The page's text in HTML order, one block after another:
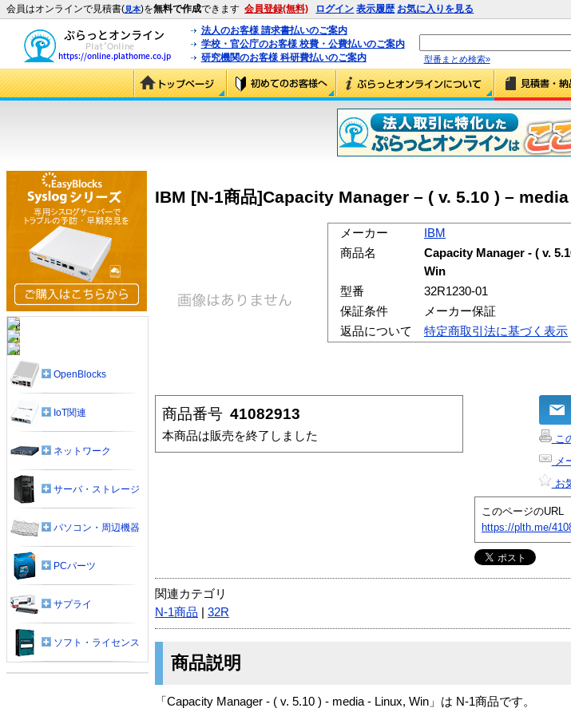
会員はオンラインで見積書(見本)を無料で作成できます 会員登録(無料) ログイン 表示履歴 お気に入りを見る
法人のお客様 請求書払いのご案内
学校・官公庁のお客様 校費・公費払いのご案内
研究機関のお客様 科研費払いのご案内
型番まとめ検索»
IBM [N-1商品]Capacity Manager – ( v. 5.10 ) –
メーカー
IBM
商品名
Capacity Manager - ( v.
Win
型番
32R1230-01
保証条件
メーカー保証
返品について
特定商取引法に基づく表示
商品番号 41082913
本商品は販売を終了しました
こ
メ
お
このページのURL
https://plth.me/
関連カテゴリ
N-1商品
32R
商品説明
「Capacity Manager - ( v. 5.10 ) - media - Linux, Win」は N-1商品です。
OpenBlocks
IoT関連
ネットワーク
サーバ・ストレージ
パソコン・周辺機器
PCパーツ
サプライ
ソフト・ライセンス